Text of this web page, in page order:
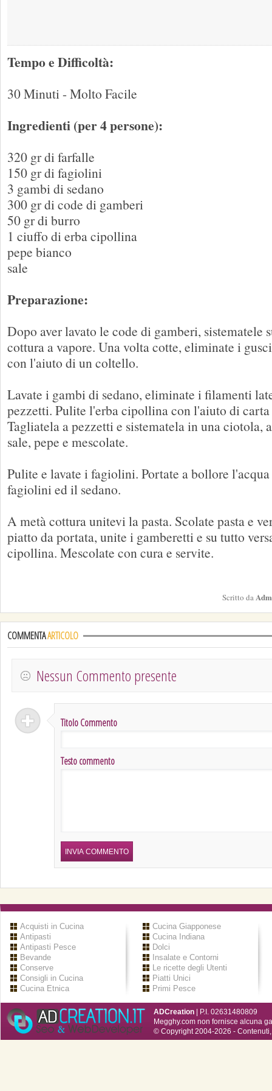
Tempo e Difficoltà:
30 Minuti - Molto Facile
Ingredienti (per 4 persone):
320 gr di farfalle
150 gr di fagiolini
3 gambi di sedano
300 gr di code di gamberi
50 gr di burro
1 ciuffo di erba cipollina
pepe bianco
sale
Preparazione:
Dopo aver lavato le code di gamberi, sistematele
cottura a vapore. Una volta cotte, eliminate i
con l'aiuto di un coltello.
Lavate i gambi di sedano, eliminate i filamenti
pezzetti. Pulite l'erba cipollina con l'aiuto di
Tagliatela a pezzetti e sistematela in una ciotola,
sale, pepe e mescolate.
Pulite e lavate i fagiolini. Portate a bollore l'acqua
fagiolini ed il sedano.
A metà cottura unitevi la pasta. Scolate pasta e
piatto da portata, unite i gamberetti e su tutto
cipollina. Mescolate con cura e servite.
Scritto da
COMMENTAARTICOLO
Nessun Commento presente
Titolo Commento
Testo commento
Acquisti in Cucina
Antipasti
Antipasti Pesce
Bevande
Conserve
Consigli in Cucina
Cucina Etnica
Cucina Giapponese
Cucina Indiana
Dolci
Insalate e Contorni
Le ricette degli Utenti
Piatti Unici
Primi Pesce
ADCreation | P.I. 02631480809
Megghy.com non fornisce alcuna
© Copyright 2004-2026 -